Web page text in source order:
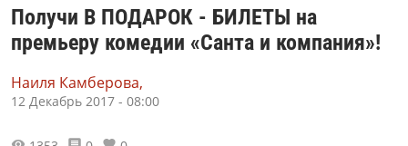
Получи В ПОДАРОК - БИЛЕТЫ на
премьеру комедии «Санта и компания»!
Наиля Камберова,
12 Декабрь 2017 - 08:00